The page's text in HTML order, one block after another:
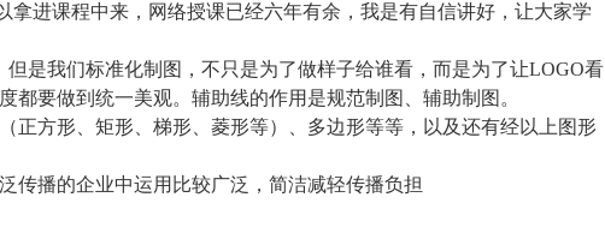
拿进课程中来，网络授课已经六年有余，我是有自信讲好，让大家学
是我们标准化制图，不只是为了做样子给谁看，而是为了让LOGO看
都要做到统一美观。辅助线的作用是规范制图、辅助制图。
方形、矩形、梯形、菱形等）、多边形等等，以及还有经以上图形
播的企业中运用比较广泛，简洁减轻传播负担